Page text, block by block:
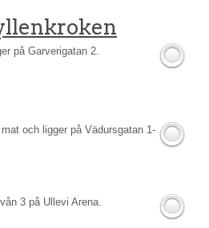
på Garverigatan 2.
och ligger på Vädursgatan 1-
3 på Ullevi Arena.